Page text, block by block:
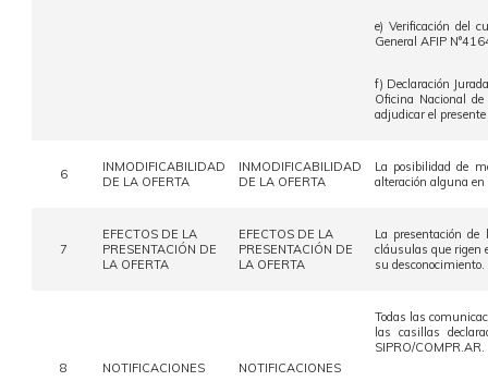
e) Verificación del
General AFIP
f) Declaración
Oficina Nacional
adjudicar el
6
INMODIFICABILIDAD
DE LA OFERTA
INMODIFICABILIDAD
DE LA OFERTA
La posibilidad de
alteración alguna en
7
EFECTOS DE LA
PRESENTACIÓN DE
LA OFERTA
EFECTOS DE LA
PRESENTACIÓN DE
LA OFERTA
La presentación
cláusulas que rigen
su desconocimiento.
8 NOTIFICACIONES NOTIFICACIONES
Todas las
las casillas
SIPRO/COMPR.AR.